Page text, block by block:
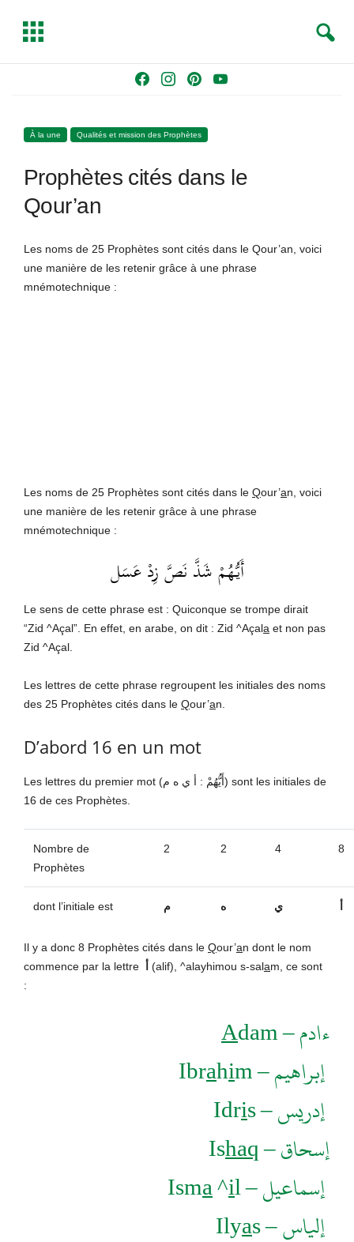
e
o
t
g
t
r
Y
T
g
e
a
À la une Qualités et mission des Prophètes
Prophètes cités dans le
Qour’an
Les noms de 25 Prophètes sont cités dans le Qour’an, voici
une manière de les retenir grâce à une phrase
mnémotechnique :
Les noms de 25 Prophètes sont cités dans le Qour’an, voici
une manière de les retenir grâce à une phrase
mnémotechnique :
أَيُّهُمْ شَذَّ نَصَّ زِدْ عَسَل
Le sens de cette phrase est : Quiconque se trompe dirait
“Zid ^Açal”. En effet, en arabe, on dit : Zid ^Açala et non pas
Zid ^Açal.
Les lettres de cette phrase regroupent les initiales des noms
des 25 Prophètes cités dans le Qour’an.
D’abord 16 en un mot
Les lettres du premier mot (أَيُّهُمْ : أ ي ه م) sont les initiales de
16 de ces Prophètes.
Nombre de
Prophètes
2 2 4 8
dont l’initiale est م ه ي أ
Il y a donc 8 Prophètes cités dans le Qour’an dont le nom
commence par la lettre أ (alif), ^alayhimou s-salam, ce sont
:
ءادم – Adam
إبراهيم –
Ibrahim
إدريس – Idris
إسحاق –
Ishaq
إسماعيل –
Isma^il
إلياس – Ilyas